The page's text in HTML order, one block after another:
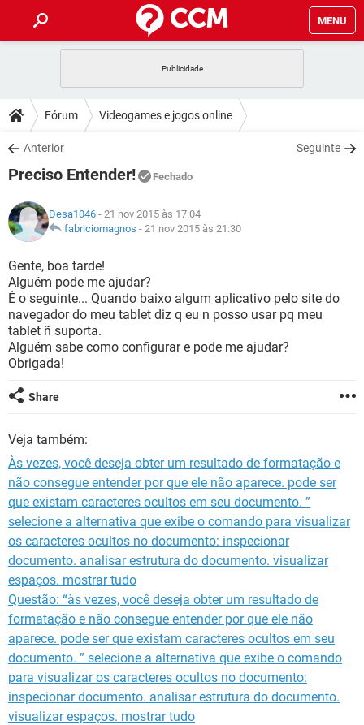
MENU
CELULAR FACEBOOK
OUTLOOK
INSTAGRAM
GUIA DE COMPRAS
DICAS
JOGOS WHATSAPP
INSTAGRAM GMAIL
GUIA DE COMPRAS
DOWNLOADS
JOGOS
CELULAR
OUTLOOK EXCEL
INSTAGRAM
GUIA DE COMPRAS
JOGOS WHATSAPP
CELULAR
OUTLOOK
INSTAGRAM GMAIL
GUIA DE COMPRAS
GLOSSÁRIO
CELULAR
OUTLOOK EXCEL
INSTAGRAM GMAIL
GUIA DE COMPRAS
Fórum Videogames e jogos online
Anterior Seguinte
Preciso Entender! Fechado
Desa1046 - 21 nov 2015 às 17:04
fabriciomagnos - 21 nov 2015 às 21:30
Gente, boa tarde!
Alguém pode me ajudar?
É o seguinte... Quando baixo algum aplicativo pelo site do
navegador do meu tablet diz q eu n posso usar pq meu
tablet ñ suporta.
Alguém sabe como configurar e pode me ajudar?
Obrigada!
Share
Veja também:
Às vezes, você deseja obter um resultado de formatação e
não consegue entender por que ele não aparece. pode ser
que existam caracteres ocultos em seu documento. ”
selecione a alternativa que exibe o comando para visualizar
os caracteres ocultos no documento: inspecionar
documento. analisar estrutura do documento. visualizar
espaços. mostrar tudo
Questão: “às vezes, você deseja obter um resultado de
formatação e não consegue entender por que ele não
aparece. pode ser que existam caracteres ocultos em seu
documento. ” selecione a alternativa que exibe o comando
para visualizar os caracteres ocultos no documento:
inspecionar documento. analisar estrutura do documento.
visualizar espaços. mostrar tudo